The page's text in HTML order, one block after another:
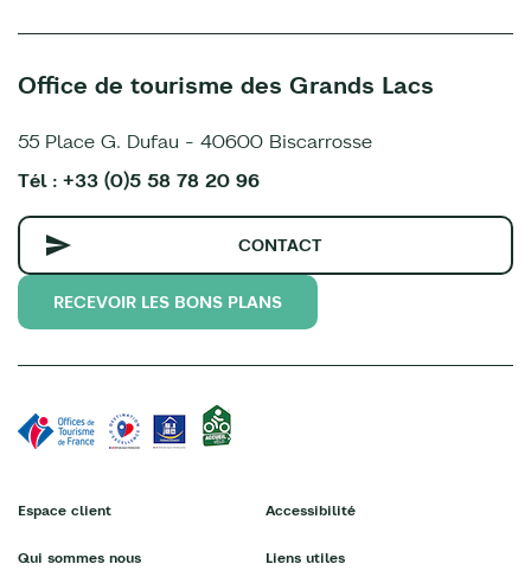
Office de tourisme des Grands Lacs
55 Place G. Dufau - 40600 Biscarrosse
Tél : +33 (0)5 58 78 20 96
CONTACT
RECEVOIR LES BONS PLANS
Espace client
Qui sommes nous
Accessibilité
Liens utiles